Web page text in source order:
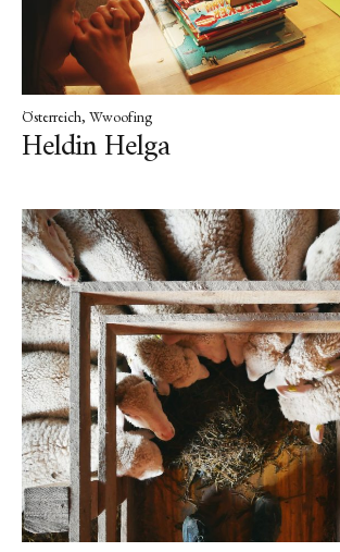
Österreich Wwoofing
Heldin Helga